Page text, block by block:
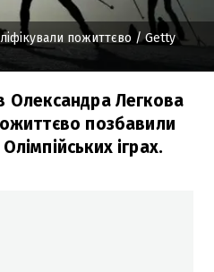
пожиттєво / Getty
Олександра Легкова
позбавили
іграх.